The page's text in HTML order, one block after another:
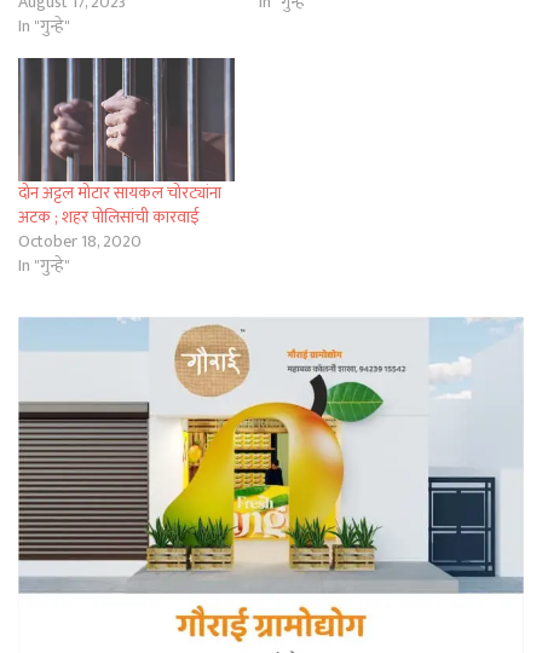
In "गुन्हे"
दोन अट्टल मोटार सायकल चोरट्यांना
अटक ; शहर पोलिसांची कारवाई
October 18, 2020
In "गुन्हे"